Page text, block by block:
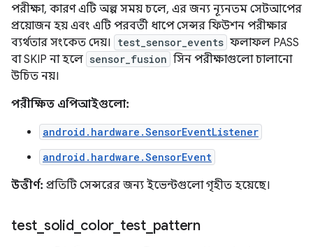
পরীক্ষা, কারণ এটি অল্প সময় চলে, এর জন্য ন্যূনতম সেটআপের
প্রয়োজন হয় এবং এটি পরবর্তী ধাপে সেন্সর ফিউশন পরীক্ষার
ব্যর্থতার সংকেত দেয়। test_sensor_events ফলাফল PASS
বা SKIP না হলে sensor_fusion সিন পরীক্ষাগুলো চালানো
উচিত নয়।
পরীক্ষিত এপিআইগুলো:
android.hardware.SensorEventListener
android.hardware.SensorEvent
উত্তীর্ণ: প্রতিটি সেন্সরের জন্য ইভেন্টগুলো গৃহীত হয়েছে।
test solid_ color_ test_ pattern